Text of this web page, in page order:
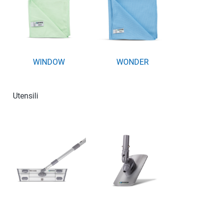
WINDOW WONDER
Utensili